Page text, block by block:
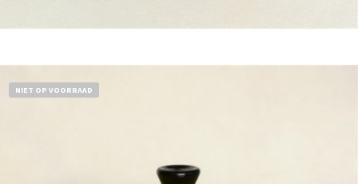
NIET OP VOORRAAD